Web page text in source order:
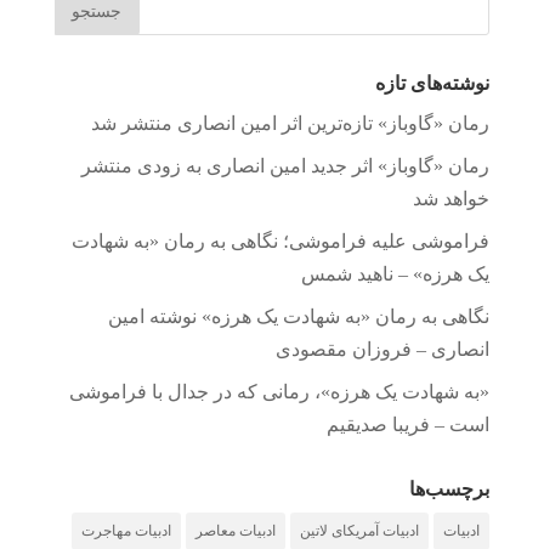
نوشته‌های تازه
رمان «گاوباز» تازه‌ترین اثر امین انصاری منتشر شد
رمان «گاوباز» اثر جدید امین انصاری به زودی منتشر
خواهد شد
فراموشی علیه فراموشی؛ نگاهی به رمان «به شهادت
یک هرزه» – ناهید شمس
نگاهی به رمان «به شهادت یک هرزه» نوشته امین
انصاری – فروزان مقصودی
«به شهادت یک هرزه»، رمانی که در جدال با فراموشی
است – فریبا صدیقیم
برچسب‌ها
ادبیات ادبیات آمریکای لاتین ادبیات معاصر ادبیات مهاجرت